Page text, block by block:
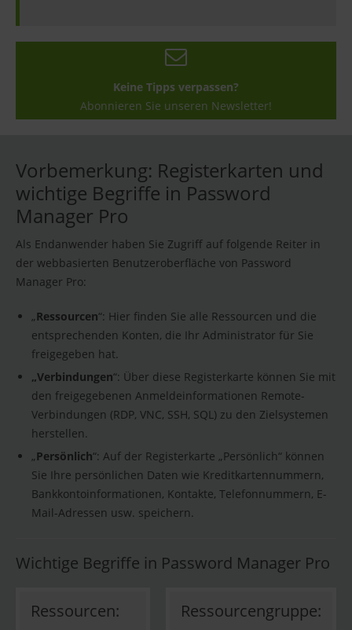
Keine Tipps verpassen?
Abonnieren Sie unseren Newsletter!
Vorbemerkung: Registerkarten und
wichtige Begriffe in Password
Manager Pro
Als Endanwender haben Sie Zugriff auf folgende Reiter in
der webbasierten Benutzeroberfläche von Password
Manager Pro:
„Ressourcen“: Hier finden Sie alle Ressourcen und die
entsprechenden Konten, die Ihr Administrator für Sie
freigegeben hat.
„Verbindungen“: Über diese Registerkarte können Sie mit
den freigegebenen Anmeldeinformationen Remote-
Verbindungen (RDP, VNC, SSH, SQL) zu den Zielsystemen
herstellen.
„Persönlich“: Auf der Registerkarte „Persönlich“ können
Sie Ihre persönlichen Daten wie Kreditkartennummern,
Bankkontoinformationen, Kontakte, Telefonnummern, E-
Mail-Adressen usw. speichern.
Wichtige Begriffe in Password Manager Pro
Ressourcen: Ressourcengruppe: